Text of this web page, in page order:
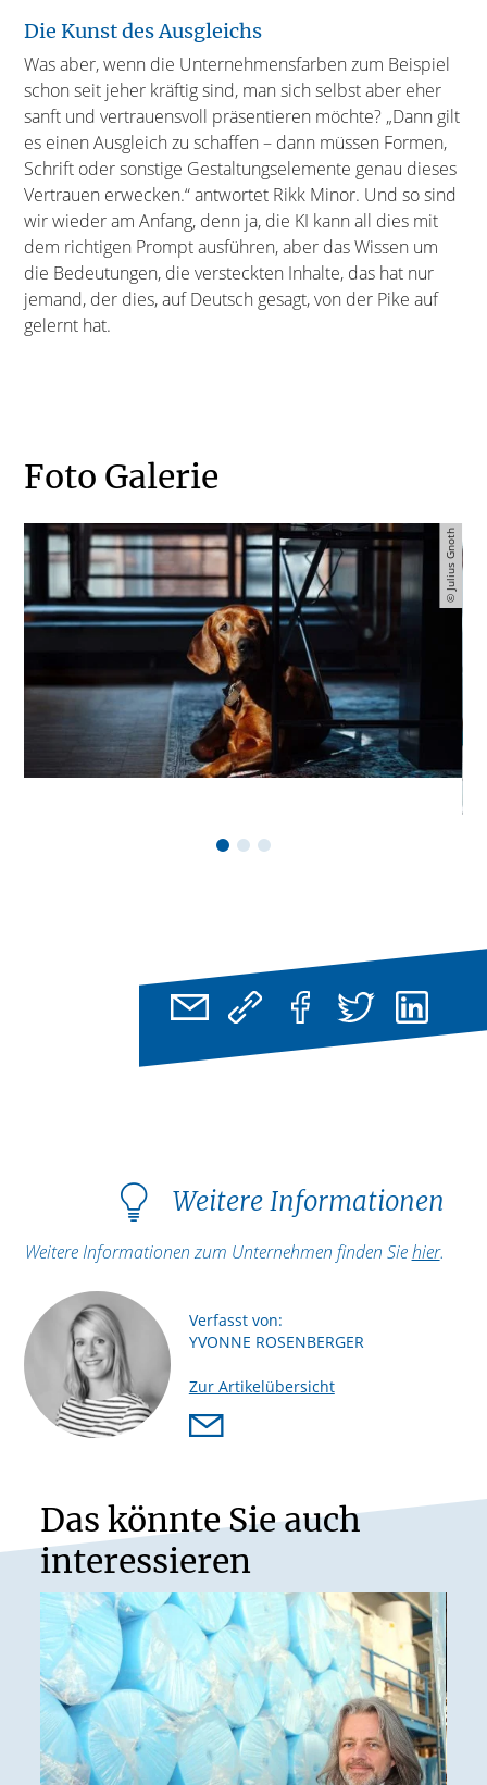
Die Kunst des Ausgleichs
Was aber, wenn die Unternehmensfarben zum Beispiel
schon seit jeher kräftig sind, man sich selbst aber eher
sanft und vertrauensvoll präsentieren möchte? „Dann gilt
es einen Ausgleich zu schaffen – dann müssen Formen,
Schrift oder sonstige Gestaltungselemente genau dieses
Vertrauen erwecken.“ antwortet Rikk Minor. Und so sind
wir wieder am Anfang, denn ja, die KI kann all dies mit
dem richtigen Prompt ausführen, aber das Wissen um
die Bedeutungen, die versteckten Inhalte, das hat nur
jemand, der dies, auf Deutsch gesagt, von der Pike auf
gelernt hat.
© Julius Gnoth
Weitere Informationen
Weitere Informationen zum Unternehmen finden Siehier.
Verfasst von:
YVONNE ROSENBERGER
Zur Artikelübersicht
Das könnte Sie auch
interessieren